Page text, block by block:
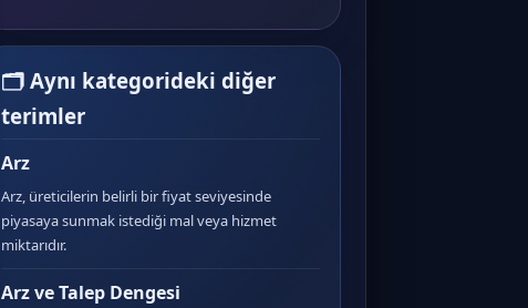
🗂 Aynı kategorideki diğer
terimler
Arz
Arz, üreticilerin belirli bir fiyat seviyesinde
piyasaya sunmak istediği mal veya hizmet
miktarıdır.
Arz ve Talep Dengesi